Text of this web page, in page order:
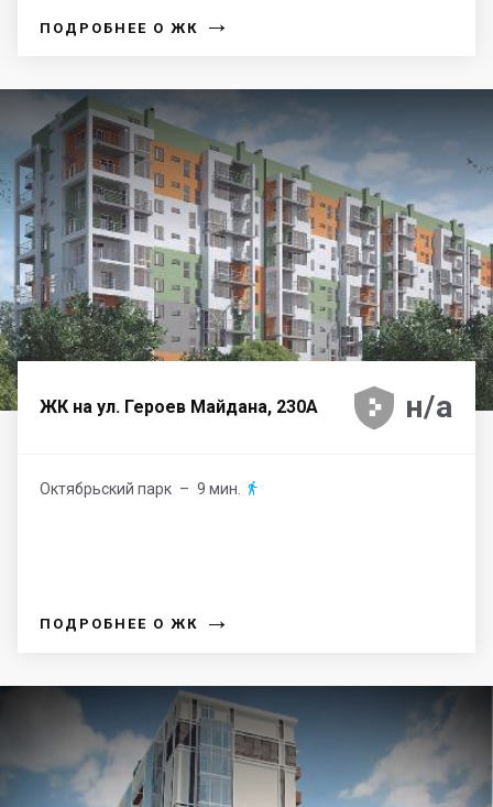
ПОДРОБНЕЕ О ЖК →
ЖК на ул. Героев Майдана, 230А 



 н/а
Октябрьский парк – 9 мин. 
ПОДРОБНЕЕ О ЖК →